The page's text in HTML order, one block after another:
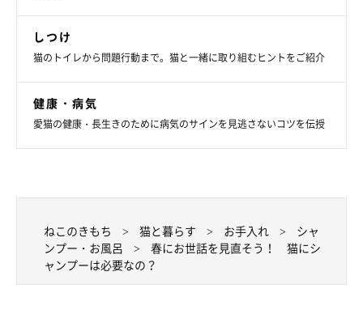
しつけ
猫のトイレから問題行動まで。猫と一緒に取り組むヒントをご紹介
健康・病気
愛猫の健康・長生きのために病気のサインを見逃さないコツを伝授
ねこのきもち 猫と暮らす お手入れ
シャ
ンプー・お風呂
春にお世話を見直そう！ 猫にシ
ャンプーは必要なの？